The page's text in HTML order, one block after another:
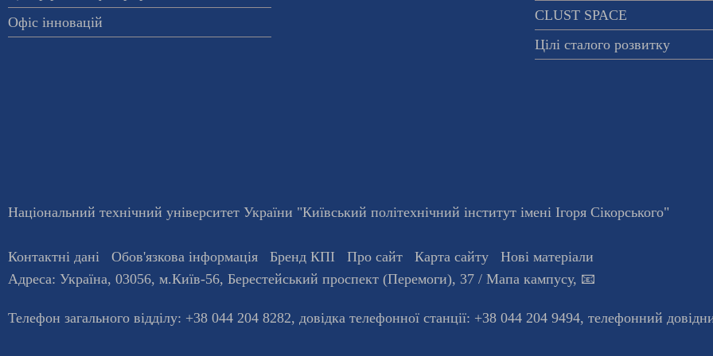
Офіс інновацій
CLUST SPACE
Цілі сталого розвитку
Національний технічний університет України "Київський політехнічний інститут імені Ігоря Сікорського"
Контактні дані Обов'язкова інформація Бренд КПІ Про сайт Карта сайту
Нові матеріали
Адреса: Україна, 03056, м.Київ-56, Берестейський проспект (Перемоги), 37 / Мапа кампусу, 📧
Телефон загального відділу: +38 044 204 8282, довiдка телефонної станцiї: +38 044 204 9494, телефонний